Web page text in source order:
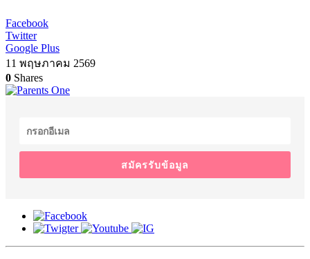
Facebook
Twitter
Google Plus
11 พฤษภาคม 2569
0 Shares
สมัครรับข้อมูล